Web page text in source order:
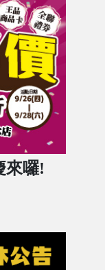
來囉!